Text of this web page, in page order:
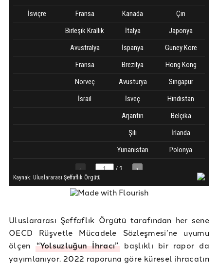
Uluslararası Şeffaflık Örgütü tarafından her sene
OECD Rüşvetle Mücadele Sözleşmesi’ne uyumu
ölçen “Yolsuzluğun İhracı”başlıklı bir rapor da
yayımlanıyor. 2022 raporuna göre küresel ihracatın